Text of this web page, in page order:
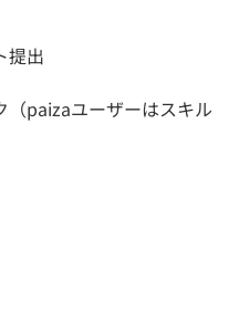
提出
（paizaユーザーはスキル